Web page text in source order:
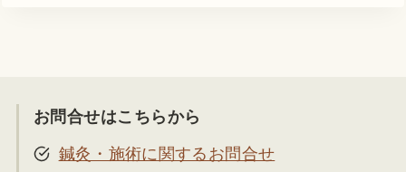
お問合せはこちらから
鍼灸・施術に関するお問合せ